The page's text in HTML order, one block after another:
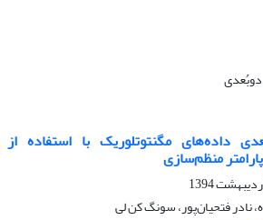
داده‌های مگنتوتلوریک با استفاده از
منظم‌سازی
نادر فتحیان‌‌پور، سونگ کن لی